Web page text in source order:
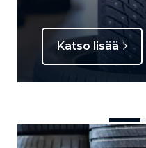
Katso lisää